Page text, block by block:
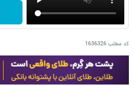
کد مطلب1636326